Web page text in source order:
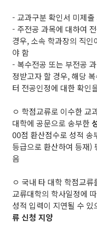
- 교과구분 확인서 미제
- 주전공 과목에 대하여
경우, 소속 학과장의 직
야 함
- 복수전공 또는 부전공
정받고자 할 경우, 해당
터 전공인정에 대한 확인
ㅇ 학점교류로 이수한 교
대학에 공문으로 송부한
00점 환산점수로 성적 송
등급으로 환산하여 등재)
음
ㅇ 국내 타 대학 학점교
교류대학의 학사일정에
성적 입력이 지연될 수 있
류 신청 지양